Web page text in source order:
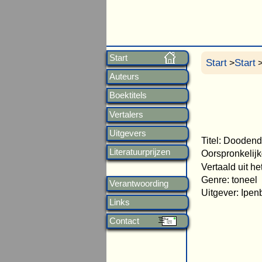
Start
Auteurs
Boektitels
Vertalers
Uitgevers
Literatuurprijzen
Verantwoording
Links
Contact
Start >Start
Titel:
Vertaald uit
Genre: toneel
Uitgever: